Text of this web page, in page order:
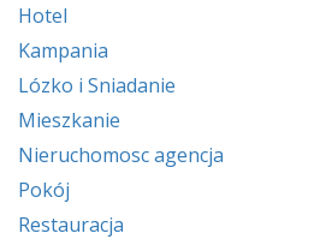
Hotel
Kampania
Lózko i Sniadanie
Mieszkanie
Nieruchomosc agencja
Pokój
Restauracja